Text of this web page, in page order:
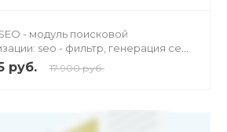
- модуль поисковой
seo - фильтр, генерация сео
H1, мета-тегов
руб. 17 900 руб.